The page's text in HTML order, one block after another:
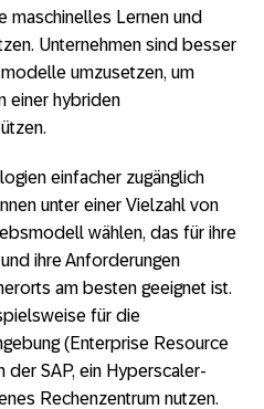
maschinelles Lernen und
Unternehmen sind besser
umzusetzen, um
einer hybriden
einfacher zugänglich
unter einer Vielzahl von
wählen, das für ihre
ihre Anforderungen
am besten geeignet ist.
für die
(Enterprise Resource
der SAP, ein Hyperscaler-
Rechenzentrum nutzen.